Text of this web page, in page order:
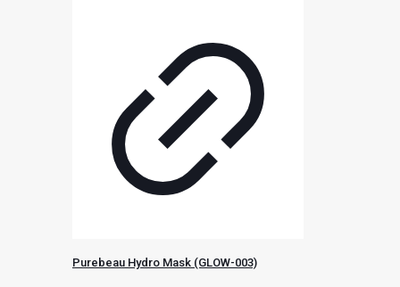
Purebeau Hydro Mask (GLOW-003)